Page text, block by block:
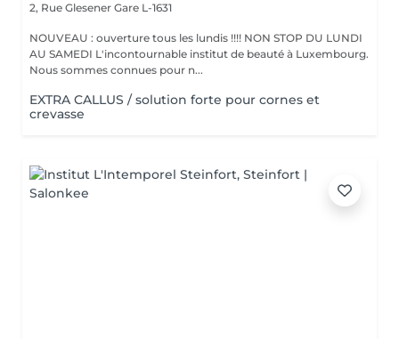
2, Rue Glesener Gare L-1631
NOUVEAU : ouverture tous les lundis !!!! NON STOP DU LUNDI
AU SAMEDI L'incontournable institut de beauté à Luxembourg.
Nous sommes connues pour n...
EXTRA CALLUS / solution forte pour cornes et
crevasse